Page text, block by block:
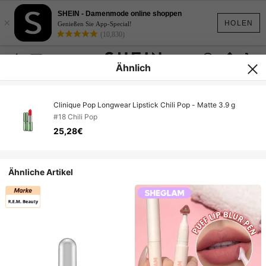
HOLEN
×
SHEIN - Damenmode online shoppen
Genießen Sie App-Special!
(10,830)
Ähnlich
Clinique Pop Longwear Lipstick Chili Pop - Matte 3.9 g
#18 Chili Pop
25,28€
Ähnliche Artikel